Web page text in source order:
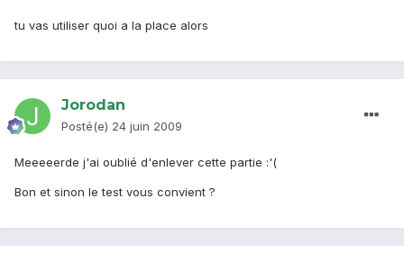
tu vas utiliser quoi a la place alors
Jorodan
Posté(e) 24 juin 2009
Meeeeerde j'ai oublié d'enlever cette partie :'(
Bon et sinon le test vous convient ?